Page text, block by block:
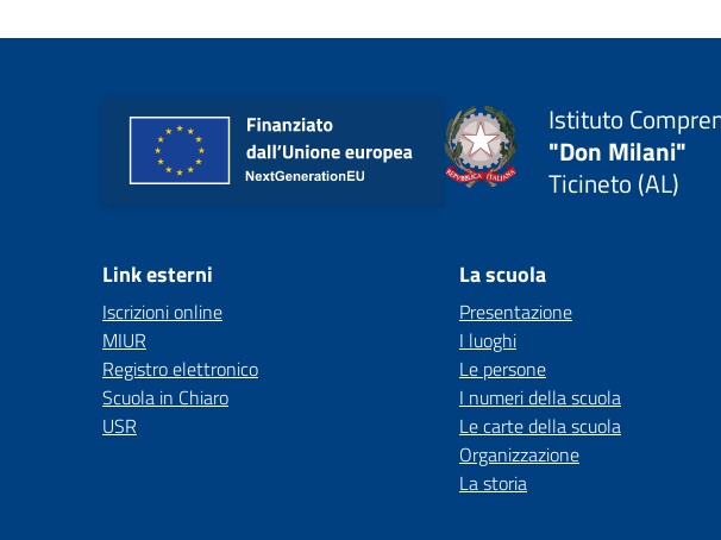
Istituto
"Don Milani"
Ticineto (AL)
Link esterni
Iscrizioni online
MIUR
Registro elettronico
Scuola in Chiaro
USR
La scuola
Presentazione
I luoghi
Le persone
I numeri della scuola
Le carte della scuola
Organizzazione
La storia